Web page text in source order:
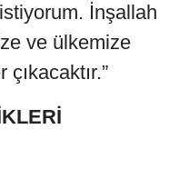
İnşallah
ve ülkemize